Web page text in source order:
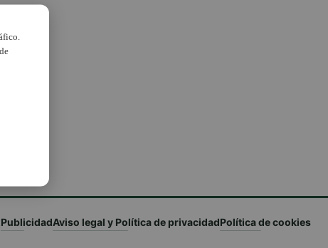
PublicidadAviso legal y Política de privacidadPolítica de cookies